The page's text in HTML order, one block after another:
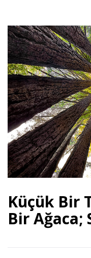
Küçük Bir
Bir Ağaca;